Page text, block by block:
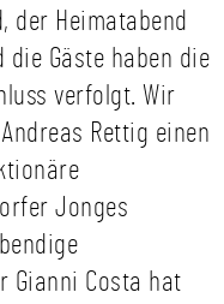
der Heimatabend
Gäste haben die
verfolgt. Wir
Rettig einen
Jonges
Gianni Costa hat